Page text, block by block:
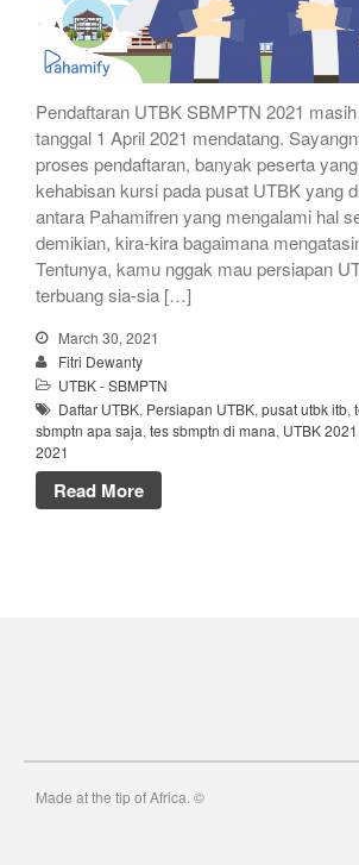
Pendaftaran UTBK SBMPTN 2021
tanggal 1 April 2021 mendatang.
proses pendaftaran, banyak peserta
kehabisan kursi pada pusat UTBK yang
antara Pahamifren yang mengalami hal
demikian, kira-kira bagaimana
Tentunya, kamu nggak mau persiapan
terbuang sia-sia […]
March 30, 2021
Fitri Dewanty
UTBK - SBMPTN
Daftar UTBK, Persiapan UTBK, pusat utbk itb,
sbmptn apa saja, tes sbmptn di mana, UTBK 2021
2021
Read More
Made at the tip of Africa. ©